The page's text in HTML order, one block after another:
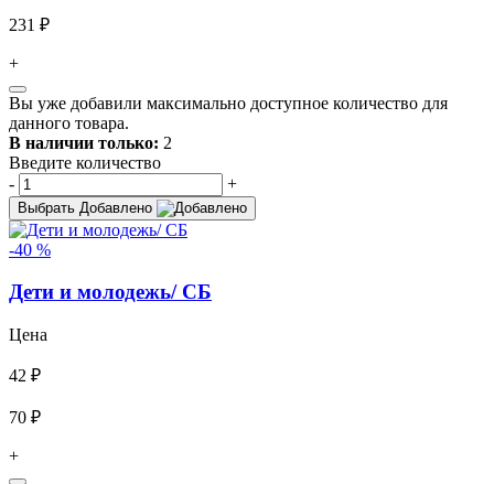
231 ₽
+
Вы уже добавили максимально доступное количество для
данного товара.
В наличии только: 2
Введите количество
-
+
Выбрать Добавлено
-40 %
Дети и молодежь/ СБ
Цена
42 ₽
70 ₽
+